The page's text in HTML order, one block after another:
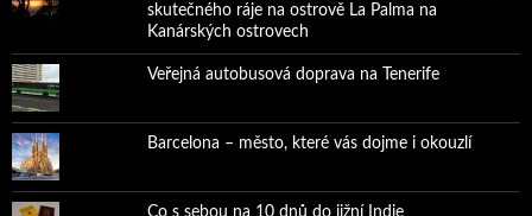
skutečného ráje na ostrově La Palma na
Kanárských ostrovech
Veřejná autobusová doprava na Tenerife
Barcelona – město, které vás dojme i okouzlí
Co s sebou na 10 dnů do jižní Indie